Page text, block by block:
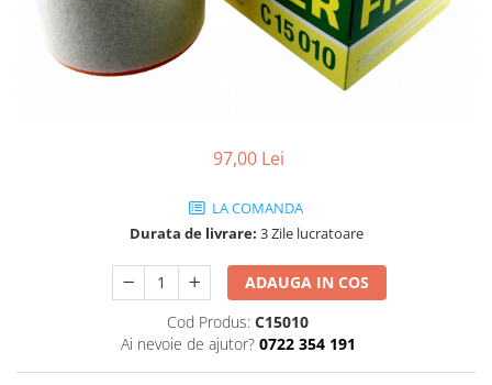
USVO
97,00 Lei
LA COMANDA
Durata de livrare: 3 Zile lucratoare
ADAUGA IN COS
Cod Produs: C15010
Ai nevoie de ajutor? 0722 354 191